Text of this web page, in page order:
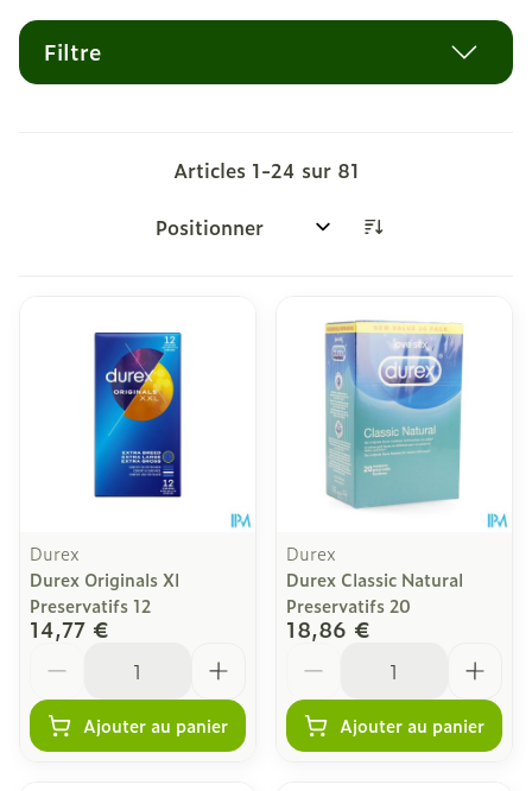
Filtre
Articles 1-24 sur 81
Trier par:
Durex
Durex Originals Xl
Preservatifs 12
14,77 €
Ajouter au panier
Durex
Durex Classic Natural
Preservatifs 20
18,86 €
Ajouter au panier